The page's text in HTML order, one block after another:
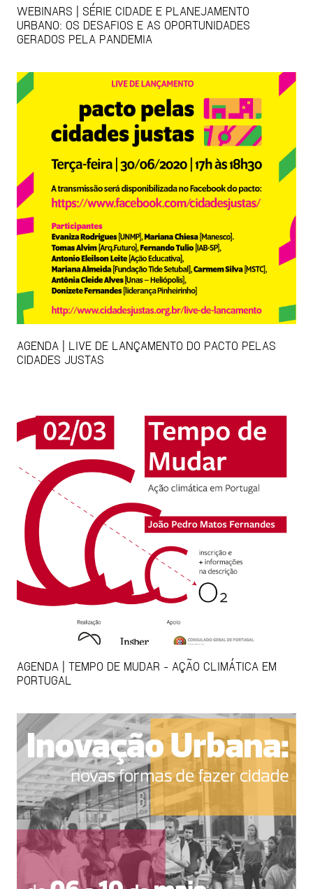
WEBINARS | SÉRIE CIDADE E PLANEJAMENTO
URBANO: OS DESAFIOS E AS OPORTUNIDADES
GERADOS PELA PANDEMIA
AGENDA | LIVE DE LANÇAMENTO DO PACTO PELAS
CIDADES JUSTAS
AGENDA | TEMPO DE MUDAR - AÇÃO CLIMÁTICA EM
PORTUGAL